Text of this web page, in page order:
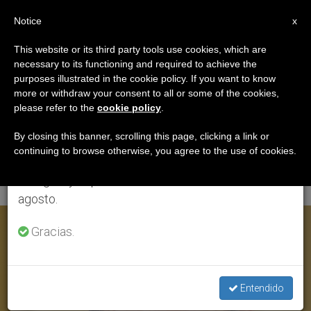
ETIQUETA
Posts Tagged
‘profesor Giuseppe
Dalla Torre’
ÚLTIMAS NOTICIAS
×
Aviso importante
Del 27 de julio al 7 de agosto haremos la pausa
anual, aprovechando que en el periodo de verano
se generan menos informaciones y también el
agosto.
Gracias.
Entendido
x
Notice
This website or its third party tools use cookies, which are
necessary to its functioning and required to achieve the
purposes illustrated in the cookie policy. If you want to know
more or withdraw your consent to all or some of the cookies,
please refer to the cookie policy
By closing this banner, scrolling this page, clicking a link or
continuing to browse otherwise, you agree to the use of cookies.